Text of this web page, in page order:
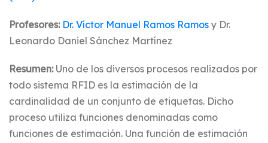
Profesores: Dr. Víctor Manuel Ramos Ramos y Dr.
Leonardo Daniel Sánchez Martínez
Resumen:Uno de los diversos procesos realizados por
todo sistema RFID es la estimación de la
cardinalidad de un conjunto de etiquetas. Dicho
proceso utiliza funciones denominadas como
funciones de estimación. Una función de estimación